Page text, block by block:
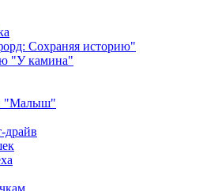
Сохраняя историю"
"У камина"
"Малыш"
драйв